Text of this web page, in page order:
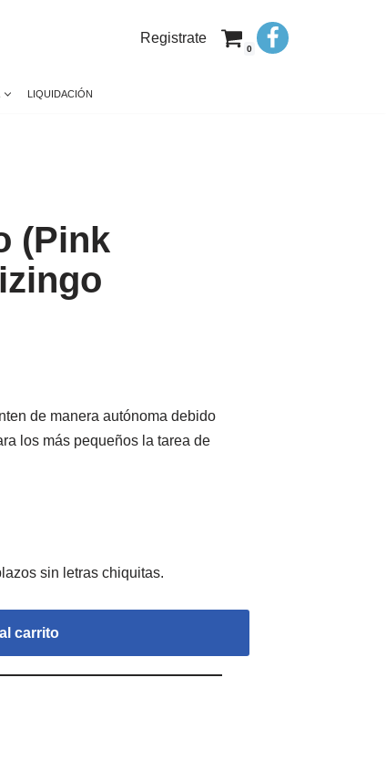
Registrate
0
LIQUIDACIÓN
(Pink
de manera autónoma debido
los más pequeños la tarea de
carrito